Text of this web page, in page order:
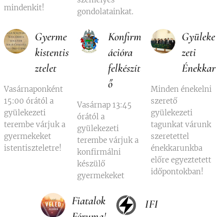
mindenkit!
gondolatainkat.
Gyerme
kistentis
ztelet
Vasárnaponként
15:00 órától a
gyülekezeti
terembe várjuk a
gyermekeket
istentiszteletre!
Konfirm
ációra
felkészít
ő
Vasárnap 13:45
órától a
gyülekezeti
terembe várjuk a
konfirmálni
készülő
gyermekeket
Gyüleke
zeti
Énekkar
Minden énekelni
szerető
gyülekezeti
tagunkat várunk
szeretettel
énekkarunkba
előre egyeztetett
időpontokban!
Fiatalok
IFI